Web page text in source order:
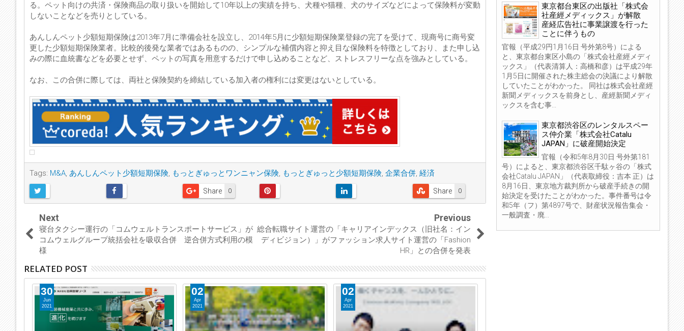
る。ペット向けの共済・保険商品の取り扱いを開始して10年以上の実績を持ち、犬種や猫種、犬のサイズなどによって保険料が変動
しないことなどを売りとしている。
あんしんペット少額短期保険は2013年7月に準備会社を設立し、2014年5月に少額短期保険業登録の完了を受けて、現商号に商号変
更した少額短期保険業者。比較的後発な業者ではあるものの、シンプルな補償内容と抑え目な保険料を特徴としており、また申し込
みの際に血統書などを必要とせず、ペットの写真を用意するだけで申し込めることなど、ストレスフリーな点を強みとしている。
なお、この合併に際しては、両社と保険契約を締結している加入者の権利には変更はないとしている。
Tags: M&A, あんしんペット少額短期保険, もっとぎゅっとワンニャン保険, もっとぎゅっと少額短期保険, 企業合併, 経済
0
Share 0
Share
Next
寝台タクシー運行の「コムウェルトランスポートサービス」が
コムウェルグループ統括会社を吸収合併 逆合併方式利用の模
様
Previous
総合転職サイト運営の「キャリアインデックス（旧社名：イン
ディビジョン）」がファッション求人サイト運営の「Fashion
HR」との合併を発表
RELATED POST
30
Jun
2021
02
Apr
2021
02
Apr
2021
東京都台東区の出版社「株式会
社産經メディックス」が解散
産経広告社に事業譲渡を行った
ことに伴うもの
官報（平成29円1月16日 号外第8号）による
と、東京都台東区小島の「株式会社産經メディ
ックス」（代表清算人：高橋和彦）は平成29年
1月5日に開催された株主総会の決議により解散
していたことがわかった。 同社は株式会社産經
新聞メディックスを前身とし、産經新聞メディ
ックスを含む事...
東京都渋谷区のレンタルスペー
ス仲介業「株式会社Catalu
JAPAN」に破産開始決定
官報（令和5年8月30日 号外第181
号）によると、東京都渋谷区千駄ヶ谷の「株式
会社Catalu JAPAN」（代表取締役：吉本 正）は
8月16日、東京地方裁判所から破産手続きの開
始決定を受けたことがわかった。事件番号は令
和5年（フ）第4897号で、財産状況報告集会・
一般調査・廃...